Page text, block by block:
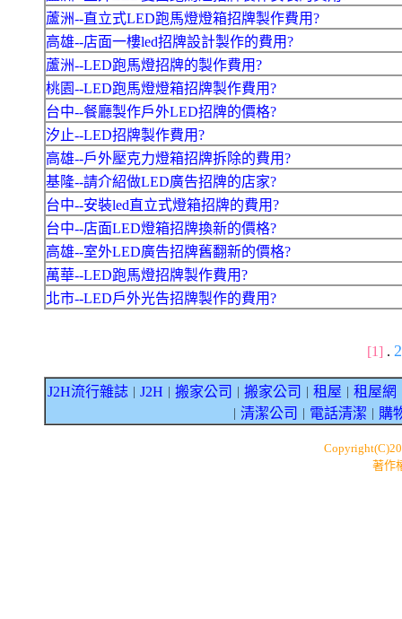
蘆洲--直立式LED跑馬燈燈箱招牌製作費用?
高雄--店面一樓led招牌設計製作的費用?
蘆洲--LED跑馬燈招牌的製作費用?
桃園--LED跑馬燈燈箱招牌製作費用?
台中--餐廳製作戶外LED招牌的價格?
汐止--LED招牌製作費用?
高雄--戶外壓克力燈箱招牌拆除的費用?
基隆--請介紹做LED廣告招牌的店家?
台中--安裝led直立式燈箱招牌的費用?
台中--店面LED燈箱招牌換新的價格?
高雄--室外LED廣告招牌舊翻新的價格?
萬華--LED跑馬燈招牌製作費用?
北市--LED戶外光告招牌製作的費用?
[1] .
J2H流行雜誌 J2H 搬家公司 搬家公司 租屋 租屋網
清潔公司 電話清潔 購
著作